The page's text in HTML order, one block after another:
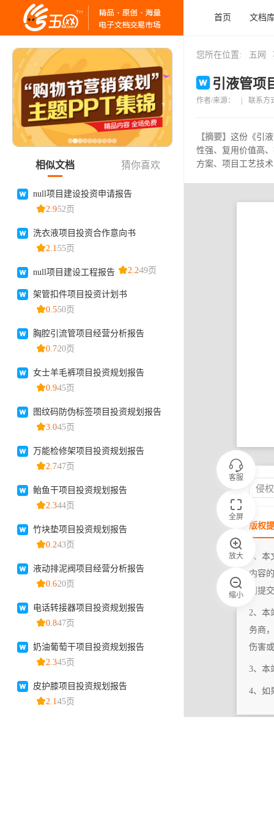
首页 文档
您所在位置: 五网
引液管项
作者/来源： 联系方
【摘要】 这份《引
性强、复用价值高
方案、项目工艺技
客服
全屏
放大
缩小
侵
版权
1、
内容
们提
2、本
务商
伤害
3、本
4、如